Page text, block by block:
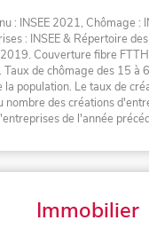
: INSEE 2021, Chômage :
: INSEE & Répertoire
Couverture fibre
de chômage des 15 à
la population. Le taux de
nombre des créations
de l'année
Immobilier